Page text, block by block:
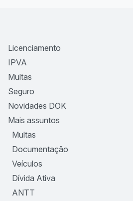
Licenciamento
IPVA
Multas
Seguro
Novidades DOK
Mais assuntos
Multas
Documentação
Veículos
Dívida Ativa
ANTT